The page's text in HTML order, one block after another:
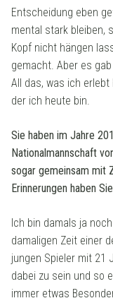
Entscheidung eben
mental stark bleiben,
Kopf nicht hängen
gemacht. Aber es
All das, was ich
der ich heute bin.
Sie haben im Jahre
Nationalmannschaft
sogar gemeinsam mit
Erinnerungen haben
Ich bin damals ja
damaligen Zeit einer
jungen Spieler mit 21
dabei zu sein und so
immer etwas